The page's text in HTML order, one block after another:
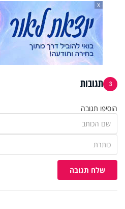
X
3 תגובות
הוסיפו תגובה
שלח תגובה